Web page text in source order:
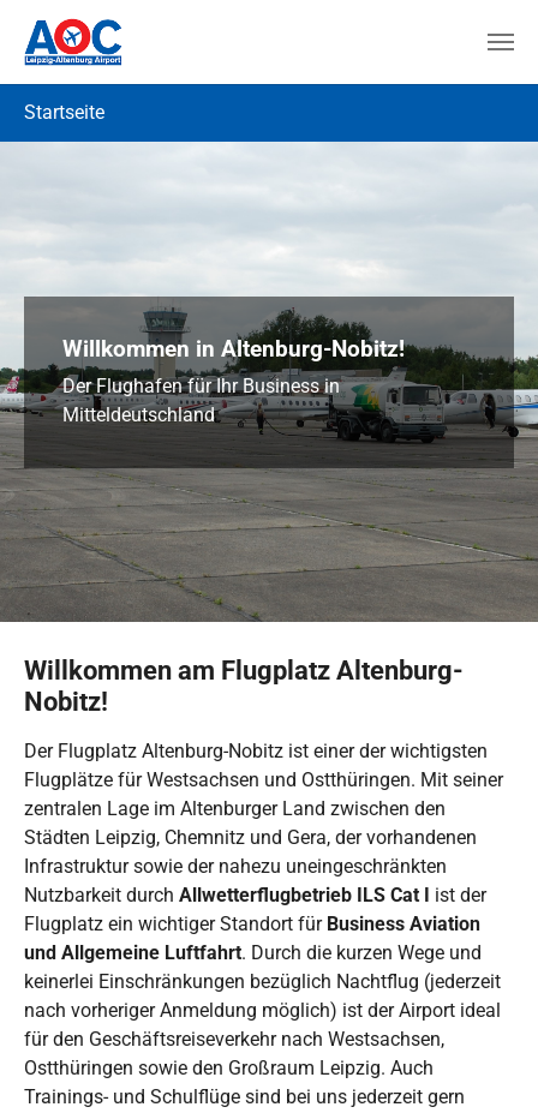
Startseite
Willkommen in Altenburg-Nobitz!
Der Flughafen für Ihr Business in
Mitteldeutschland
Willkommen am Flugplatz Altenburg-
Nobitz!
Der Flugplatz Altenburg-Nobitz ist einer der wichtigsten
Flugplätze für Westsachsen und Ostthüringen. Mit seiner
zentralen Lage im Altenburger Land zwischen den
Städten Leipzig, Chemnitz und Gera, der vorhandenen
Infrastruktur sowie der nahezu uneingeschränkten
Nutzbarkeit durch Allwetterflugbetrieb ILS Cat I ist der
Flugplatz ein wichtiger Standort für Business Aviation
und Allgemeine Luftfahrt. Durch die kurzen Wege und
keinerlei Einschränkungen bezüglich Nachtflug (jederzeit
nach vorheriger Anmeldung möglich) ist der Airport ideal
für den Geschäftsreiseverkehr nach Westsachsen,
Ostthüringen sowie den Großraum Leipzig. Auch
Trainings- und Schulflüge sind bei uns jederzeit gern